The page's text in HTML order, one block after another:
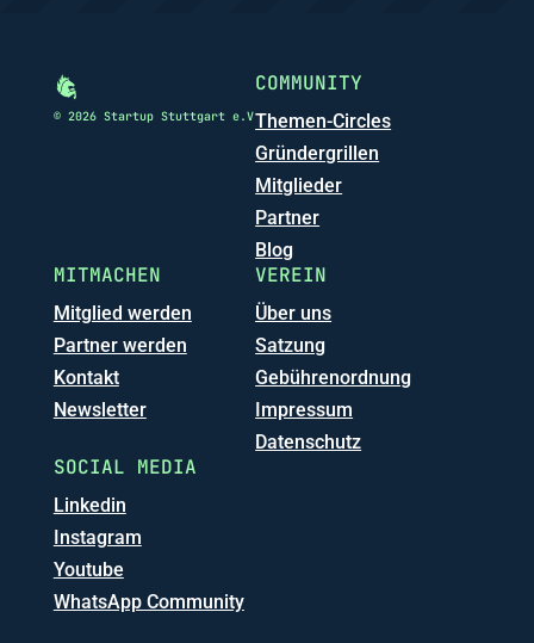
© 2026 Startup Stuttgart e.V
COMMUNITY
Themen-Circles
Gründergrillen
Mitglieder
Partner
Blog
MITMACHEN
Mitglied werden
Partner werden
Kontakt
Newsletter
VEREIN
Über uns
Satzung
Gebührenordnung
Impressum
Datenschutz
SOCIAL MEDIA
Linkedin
Instagram
Youtube
WhatsApp Community